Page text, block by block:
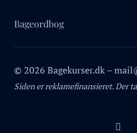
Bageordbog
© 2026 Bagekurser.dk –
Siden er reklamefinansieret. Der